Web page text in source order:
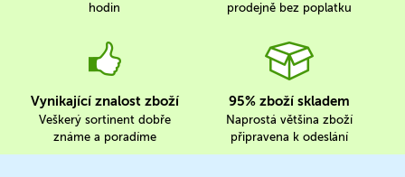
hodin
prodejně bez poplatku
Vynikající znalost zboží
Veškerý sortinent dobře
známe a poradíme
95% zboží skladem
Naprostá většina zboží
připravena k odeslání